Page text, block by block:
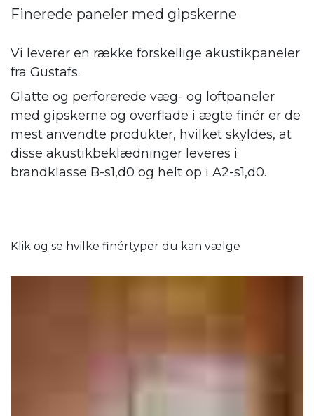
Finerede paneler med gipskerne
Vi leverer en række forskellige akustikpaneler
fra Gustafs.
Glatte og perforerede væg- og loftpaneler
med gipskerne og overflade i ægte finér er de
mest anvendte produkter, hvilket skyldes, at
disse akustikbeklædninger leveres i
brandklasse B-s1,d0 og helt op i A2-s1,d0.
Klik og se hvilke finértyper du kan vælge